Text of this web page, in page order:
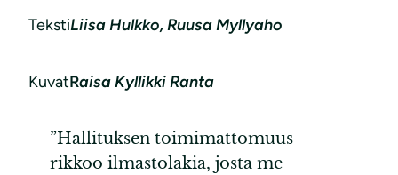
TekstiLiisa Hulkko, Ruusa Myllyaho
KuvatRaisa Kyllikki Ranta
”Hallituksen toimimattomuus
rikkoo ilmastolakia, josta me